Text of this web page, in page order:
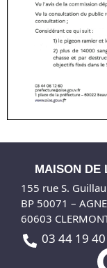
MAISON DE
155 rue S.
BP 50071 –
60603
03 44 19